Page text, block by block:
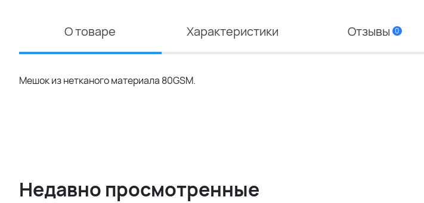
О товаре Характеристики Отзывы 0
Мешок из нетканого материала 80GSM.
Недавно просмотренные